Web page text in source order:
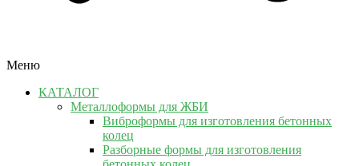
Меню
КАТАЛОГ
Металлоформы для ЖБИ
Виброформы для изготовления бетонных
колец
Разборные формы для изготовления